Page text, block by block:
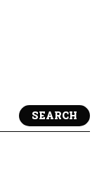
SEARCH